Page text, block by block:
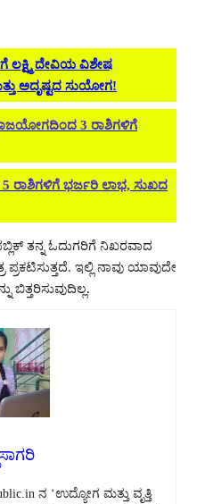
ಲಕ್ಷ್ಮಿ ದೇವಿಯ ವಿಶೇಷ
ಅದೃಷ್ಟದ ಸುಯೋಗ!
3 ರಾಶಿಗಳಿಗೆ
ರಾಶಿಗಳಿಗೆ ಭರ್ಜರಿ ಲಾಭ, ಸುಖದ
ತನ್ನ ಓದುಗರಿಗೆ ನಿಖರವಾದ
ಇಲ್ಲಿ ನಾವು ಯಾವುದೇ
ಬಿತ್ತರಿಸುವುದಿಲ್ಲ.
ನ ‘ಉದ್ಯೋಗ ಮತ್ತು ವೃತ್ತಿ